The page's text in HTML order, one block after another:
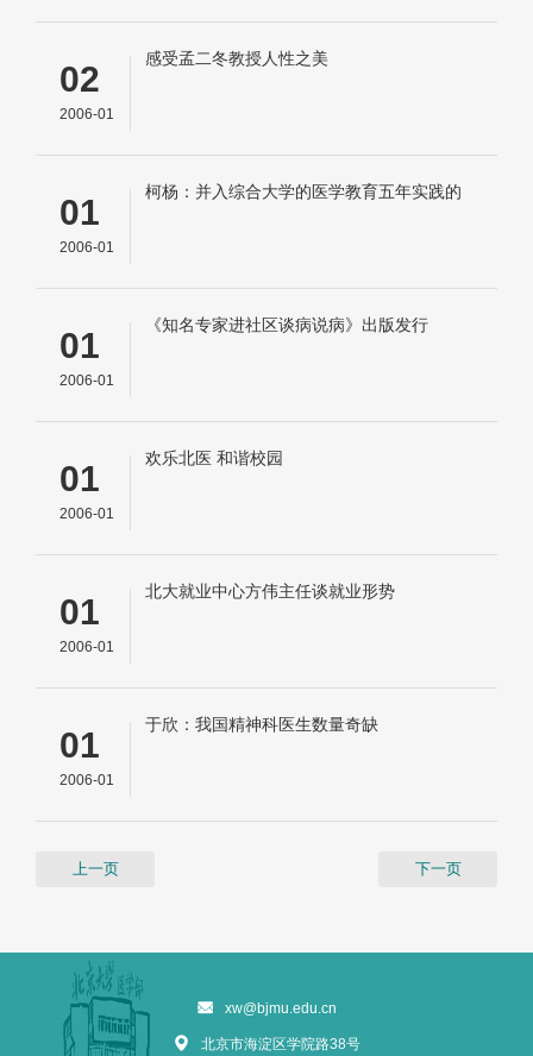
02
2006-01
感受孟二冬教授人性之美
01
2006-01
柯杨：并入综合大学的医学教育五年实践的
01
2006-01
《知名专家进社区谈病说病》出版发行
01
2006-01
欢乐北医 和谐校园
01
2006-01
北大就业中心方伟主任谈就业形势
01
2006-01
于欣：我国精神科医生数量奇缺
上一页 下一页
xw@bjmu.edu.cn
北京市海淀区学院路38号